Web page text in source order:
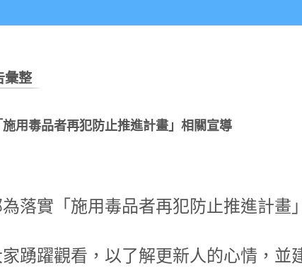
彙整
用毒品者再犯防止推進計畫」相關宣導
落實「施用毒品者再犯防止推進計
踴躍觀看，以了解更新人的心情，並